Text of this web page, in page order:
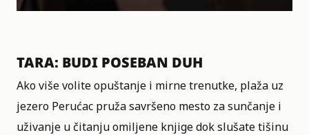
TARA: BUDI POSEBAN DUH
Ako više volite opuštanje i mirne trenutke, plaža uz
jezero Perućac pruža savršeno mesto za sunčanje i
uživanje u čitanju omiljene knjige dok slušate tišinu